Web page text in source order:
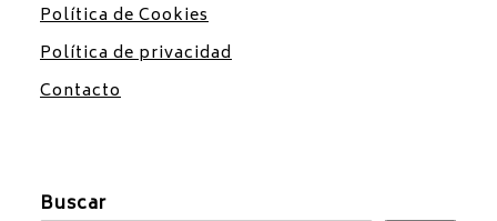
Política de Cookies
Política de privacidad
Contacto
Buscar